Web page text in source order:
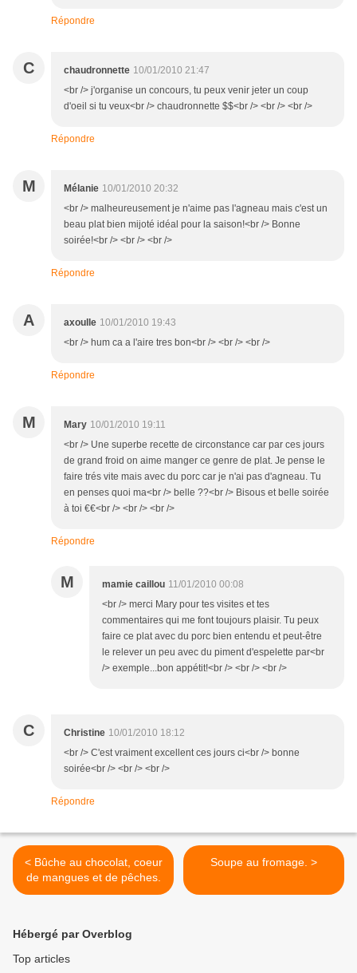
Répondre
C chaudronnette 10/01/2010 21:47
<br /> j'organise un concours, tu peux venir jeter un coup
d'oeil si tu veux<br /> chaudronnette $$<br /> <br /> <br />
Répondre
M Mélanie 10/01/2010 20:32
<br /> malheureusement je n'aime pas l'agneau mais c'est un
beau plat bien mijoté idéal pour la saison!<br /> Bonne
soirée!<br /> <br /> <br />
Répondre
A axoulle 10/01/2010 19:43
<br /> hum ca a l'aire tres bon<br /> <br /> <br />
Répondre
M Mary 10/01/2010 19:11
<br /> Une superbe recette de circonstance car par ces jours
de grand froid on aime manger ce genre de plat. Je pense le
faire trés vite mais avec du porc car je n'ai pas d'agneau. Tu
en penses quoi ma<br /> belle ??<br /> Bisous et belle soirée
à toi €€<br /> <br /> <br />
Répondre
M mamie caillou 11/01/2010 00:08
<br /> merci Mary pour tes visites et tes
commentaires qui me font toujours plaisir. Tu peux
faire ce plat avec du porc bien entendu et peut-être
le relever un peu avec du piment d'espelette par<br
/> exemple...bon appétit!<br /> <br /> <br />
C Christine 10/01/2010 18:12
<br /> C'est vraiment excellent ces jours ci<br /> bonne
soirée<br /> <br /> <br />
Répondre
< Bûche au chocolat, coeur
de mangues et de pêches.
Soupe au fromage. >
Hébergé par Overblog
Top articles